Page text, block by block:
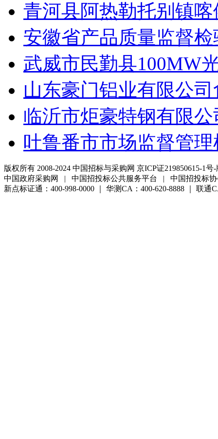
青河县阿热勒托别镇
安徽省产品质量监督
武威市民勤县100MW
山东豪门铝业有限公
临沂市炬豪特钢有限
吐鲁番市市场监督管
版权所有 2008-2024 中国招标与采购网 京ICP证219850615-1号
中国政府采购网 | 中国招投标公共服务平台 | 中国招投标
新点标证通：400-998-0000 ｜ 华测CA：400-620-8888 ｜ 联通